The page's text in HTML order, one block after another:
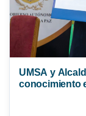
UMSA y
conocimiento